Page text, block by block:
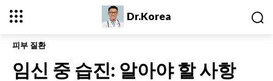
Dr.Korea
피부 질환
임신 중 습진: 알아야 할 사항